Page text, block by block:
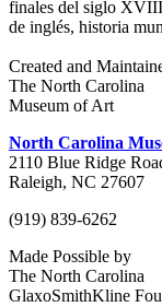
finales del siglo
de inglés, historia
Created and
The North Carolina
Museum of Art
North Carolina
2110 Blue Ridge
Raleigh, NC 27607
(919) 839-6262
Made Possible by
The North Carolina
GlaxoSmithKline